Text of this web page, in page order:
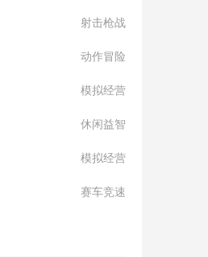
射击枪战
动作冒险
模拟经营
休闲益智
模拟经营
赛车竞速